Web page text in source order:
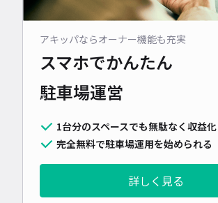
アキッパならオーナー機能も充実
スマホでかんたん
駐車場運営
1台分のスペースでも無駄なく収益化
完全無料で駐車場運用を始められる
詳しく見る